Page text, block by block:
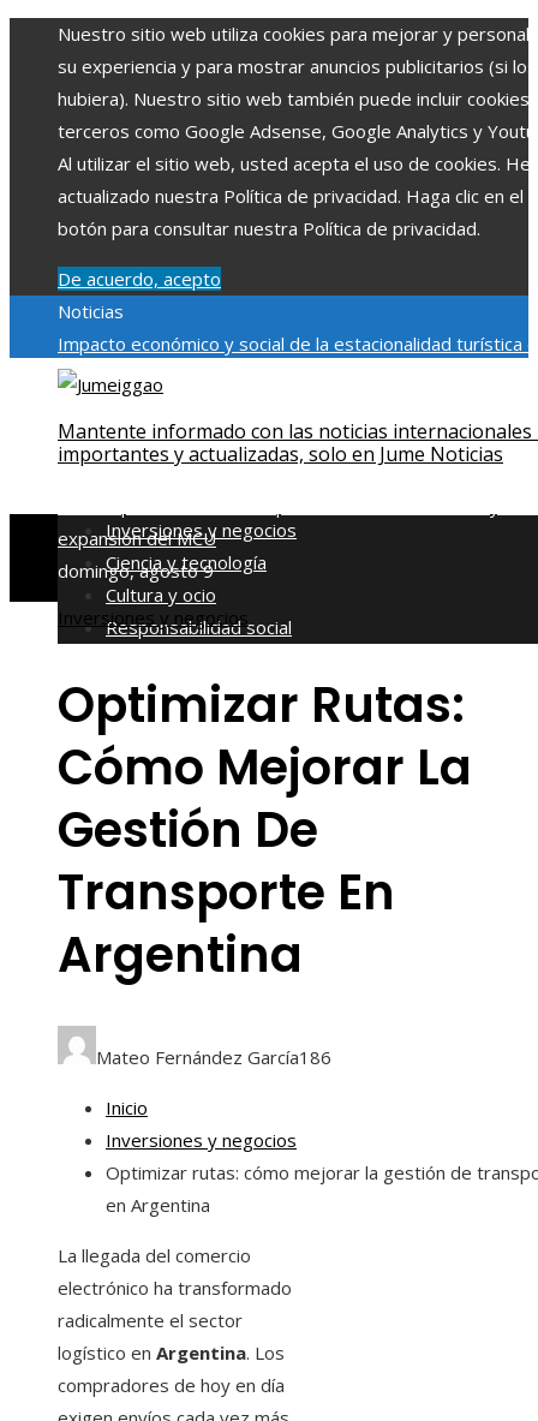
Nuestro sitio web utiliza cookies para mejorar y
su experiencia y para mostrar anuncios publicitarios (si los
hubiera). Nuestro sitio web también puede incluir cookies
terceros como Google Adsense, Google Analytics y
Al utilizar el sitio web, usted acepta el uso de cookies.
actualizado nuestra Política de privacidad. Haga clic en el
botón para consultar nuestra Política de privacidad.
De acuerdo, acepto
Noticias
Impacto económico y social de la estacionalidad turística
Montenegro
ambiental en comunidades chilenasDisney impulsa videos
cortos en TikTok para atraer a usuarios jóvenes
expansión del MCU
domingo, agosto 9
Mantente informado con las noticias internacionales
importantes y actualizadas, solo en Jume Noticias
Inversiones y negocios
Ciencia y tecnología
Cultura y ocio
Responsabilidad social
Inversiones y negocios
Optimizar Rutas:
Cómo Mejorar La
Gestión De
Transporte En
Argentina
Mateo Fernández García186
Inicio
Inversiones y negocios
Optimizar rutas: cómo mejorar la gestión de
en Argentina
La llegada del comercio
electrónico ha transformado
radicalmente el sector
logístico en Argentina. Los
compradores de hoy en día